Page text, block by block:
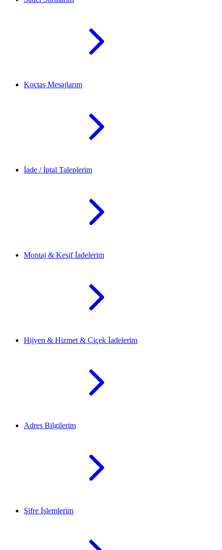
Koçtaş Mesajlarım
İade / İptal Taleplerim
Montaj & Keşif İadelerim
Hijyen & Hizmet & Çiçek İadelerim
Adres Bilgilerim
Şifre İşlemlerim